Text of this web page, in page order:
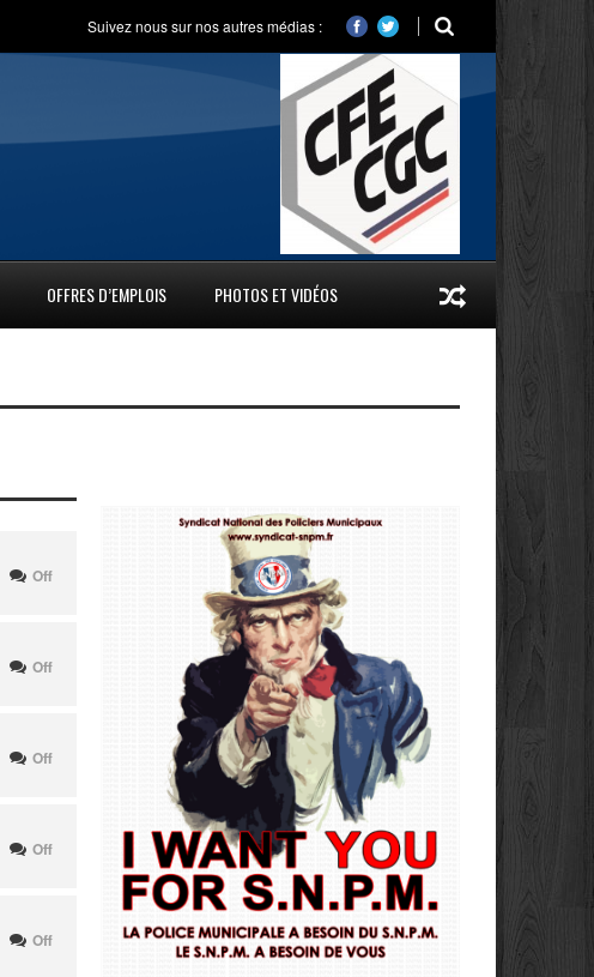
Suivez nous sur nos autres médias :
OFFRES D’EMPLOIS PHOTOS ET VIDÉOS
Off
Off
Off
Off
Off